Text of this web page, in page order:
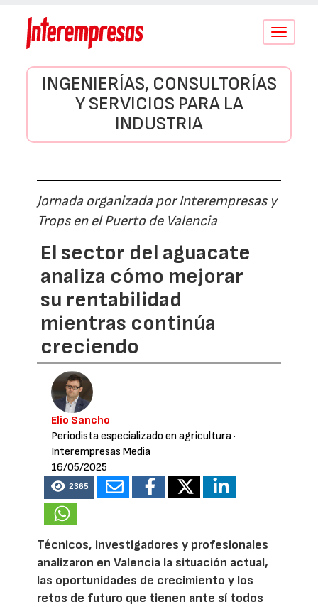
Conmutar
INGENIERÍAS, CONSULTORÍAS
Y SERVICIOS PARA LA
INDUSTRIA
Jornada organizada por Interempresas y
Trops en el Puerto de Valencia
El sector del aguacate
analiza cómo mejorar
su rentabilidad
mientras continúa
creciendo
Elio Sancho
Periodista especializado en agricultura·
Interempresas Media
16/05/2025
2365
Técnicos, investigadores y profesionales
analizaron en Valencia la situación actual,
las oportunidades de crecimiento y los
retos de futuro que tienen ante sí todos